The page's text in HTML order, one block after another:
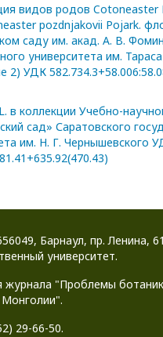
видов родов Cotoneaster
pozdnjakovii Pojark.
саду им. акад. А. В.
университета им.
2) УДК
в коллекции Учебно-
сад» Саратовского
им. Н. Г. Чернышевского
Барнаул, пр. Ленина,
университет.
журнала "Проблемы
29-66-50.